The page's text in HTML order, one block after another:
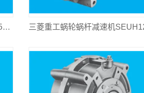
三菱重工蜗轮蜗杆减速机SEUH125L-125